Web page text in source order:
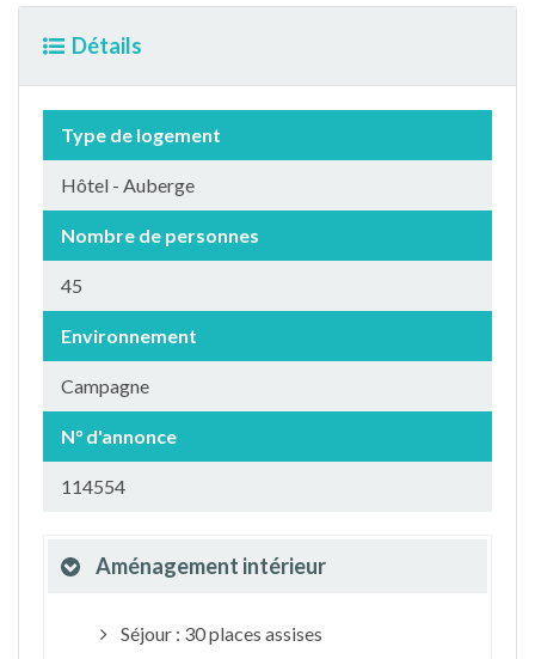
Détails
Type de logement
Hôtel - Auberge
Nombre de personnes
45
Environnement
Campagne
N° d'annonce
114554
Aménagement intérieur
Séjour : 30 places assises